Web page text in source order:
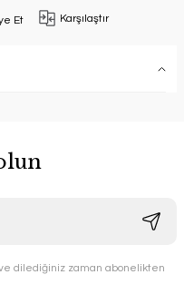
Et Karşılaştır
ve dilediğiniz zaman abonelikten